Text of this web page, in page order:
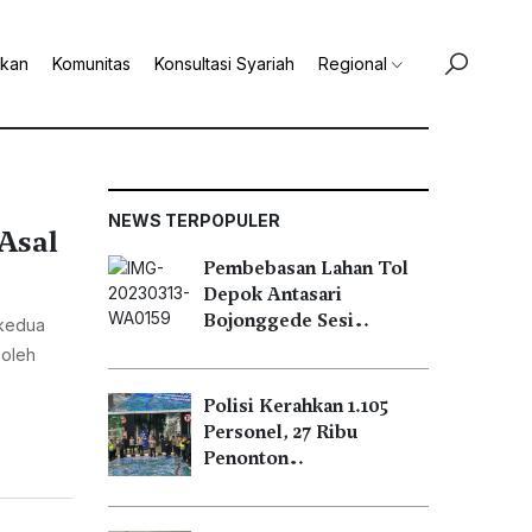
Komunitas Konsultasi Syariah Regional
NEWS TERPOPULER
Pembebasan Lahan Tol
Depok Antasari
Bojonggede Sesi…
Polisi Kerahkan 1.105
Personel, 27 Ribu
Penonton…